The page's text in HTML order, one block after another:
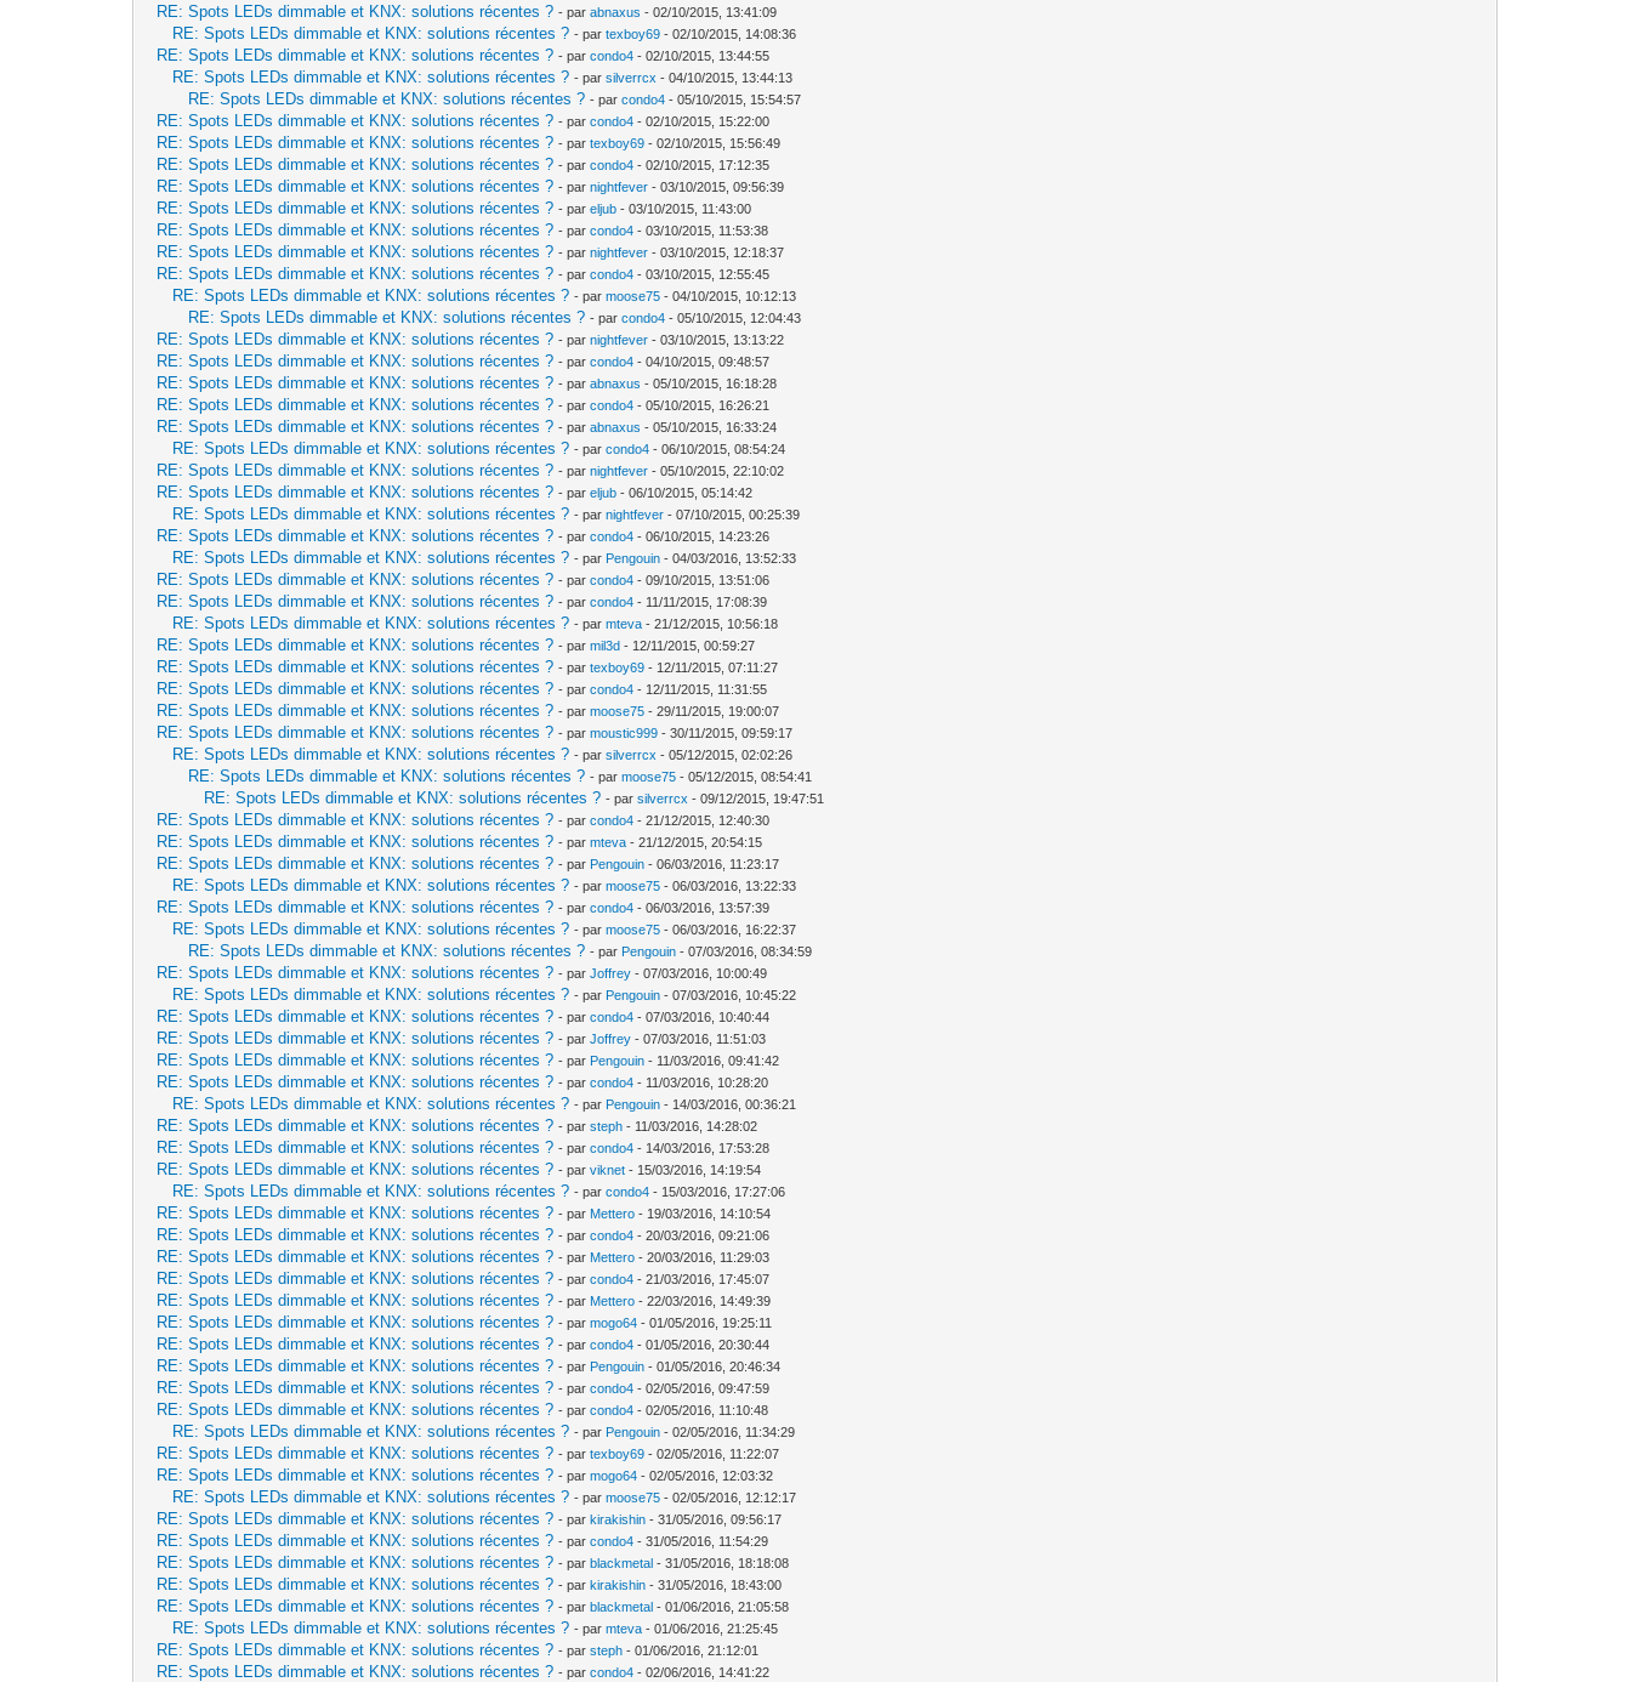
RE: Spots LEDs dimmable et KNX: solutions récentes ? - parabnaxus - 02/10/2015, 13:41:09
RE: Spots LEDs dimmable et KNX: solutions récentes ? - partexboy69 - 02/10/2015, 14:08:36
RE: Spots LEDs dimmable et KNX: solutions récentes ? - parcondo4 - 02/10/2015, 13:44:55
RE: Spots LEDs dimmable et KNX: solutions récentes ? - parsilverrcx - 04/10/2015, 13:44:13
RE: Spots LEDs dimmable et KNX: solutions récentes ? - parcondo4 - 05/10/2015, 15:54:57
RE: Spots LEDs dimmable et KNX: solutions récentes ? - parcondo4 - 02/10/2015, 15:22:00
RE: Spots LEDs dimmable et KNX: solutions récentes ? - partexboy69 - 02/10/2015, 15:56:49
RE: Spots LEDs dimmable et KNX: solutions récentes ? - parcondo4 - 02/10/2015, 17:12:35
RE: Spots LEDs dimmable et KNX: solutions récentes ? - parnightfever - 03/10/2015, 09:56:39
RE: Spots LEDs dimmable et KNX: solutions récentes ? - pareljub - 03/10/2015, 11:43:00
RE: Spots LEDs dimmable et KNX: solutions récentes ? - parcondo4 - 03/10/2015, 11:53:38
RE: Spots LEDs dimmable et KNX: solutions récentes ? - parnightfever - 03/10/2015, 12:18:37
RE: Spots LEDs dimmable et KNX: solutions récentes ? - parcondo4 - 03/10/2015, 12:55:45
RE: Spots LEDs dimmable et KNX: solutions récentes ? - parmoose75 - 04/10/2015, 10:12:13
RE: Spots LEDs dimmable et KNX: solutions récentes ? - parcondo4 - 05/10/2015, 12:04:43
RE: Spots LEDs dimmable et KNX: solutions récentes ? - parnightfever - 03/10/2015, 13:13:22
RE: Spots LEDs dimmable et KNX: solutions récentes ? - parcondo4 - 04/10/2015, 09:48:57
RE: Spots LEDs dimmable et KNX: solutions récentes ? - parabnaxus - 05/10/2015, 16:18:28
RE: Spots LEDs dimmable et KNX: solutions récentes ? - parcondo4 - 05/10/2015, 16:26:21
RE: Spots LEDs dimmable et KNX: solutions récentes ? - parabnaxus - 05/10/2015, 16:33:24
RE: Spots LEDs dimmable et KNX: solutions récentes ? - parcondo4 - 06/10/2015, 08:54:24
RE: Spots LEDs dimmable et KNX: solutions récentes ? - parnightfever - 05/10/2015, 22:10:02
RE: Spots LEDs dimmable et KNX: solutions récentes ? - pareljub - 06/10/2015, 05:14:42
RE: Spots LEDs dimmable et KNX: solutions récentes ? - parnightfever - 07/10/2015, 00:25:39
RE: Spots LEDs dimmable et KNX: solutions récentes ? - parcondo4 - 06/10/2015, 14:23:26
RE: Spots LEDs dimmable et KNX: solutions récentes ? - par Pengouin - 04/03/2016, 13:52:33
RE: Spots LEDs dimmable et KNX: solutions récentes ? - parcondo4 - 09/10/2015, 13:51:06
RE: Spots LEDs dimmable et KNX: solutions récentes ? - parcondo4 - 11/11/2015, 17:08:39
RE: Spots LEDs dimmable et KNX: solutions récentes ? - parmteva - 21/12/2015, 10:56:18
RE: Spots LEDs dimmable et KNX: solutions récentes ? - parmil3d - 12/11/2015, 00:59:27
RE: Spots LEDs dimmable et KNX: solutions récentes ? - partexboy69 - 12/11/2015, 07:11:27
RE: Spots LEDs dimmable et KNX: solutions récentes ? - parcondo4 - 12/11/2015, 11:31:55
RE: Spots LEDs dimmable et KNX: solutions récentes ? - parmoose75 - 29/11/2015, 19:00:07
RE: Spots LEDs dimmable et KNX: solutions récentes ? - parmoustic999 - 30/11/2015, 09:59:17
RE: Spots LEDs dimmable et KNX: solutions récentes ? - parsilverrcx - 05/12/2015, 02:02:26
RE: Spots LEDs dimmable et KNX: solutions récentes ? - parmoose75 - 05/12/2015, 08:54:41
RE: Spots LEDs dimmable et KNX: solutions récentes ? - parsilverrcx - 09/12/2015, 19:47:51
RE: Spots LEDs dimmable et KNX: solutions récentes ? - parcondo4 - 21/12/2015, 12:40:30
RE: Spots LEDs dimmable et KNX: solutions récentes ? - parmteva - 21/12/2015, 20:54:15
RE: Spots LEDs dimmable et KNX: solutions récentes ? - par Pengouin - 06/03/2016, 11:23:17
RE: Spots LEDs dimmable et KNX: solutions récentes ? - parmoose75 - 06/03/2016, 13:22:33
RE: Spots LEDs dimmable et KNX: solutions récentes ? - parcondo4 - 06/03/2016, 13:57:39
RE: Spots LEDs dimmable et KNX: solutions récentes ? - parmoose75 - 06/03/2016, 16:22:37
RE: Spots LEDs dimmable et KNX: solutions récentes ? - par Pengouin - 07/03/2016, 08:34:59
RE: Spots LEDs dimmable et KNX: solutions récentes ? - parJoffrey - 07/03/2016, 10:00:49
RE: Spots LEDs dimmable et KNX: solutions récentes ? - par Pengouin - 07/03/2016, 10:45:22
RE: Spots LEDs dimmable et KNX: solutions récentes ? - parcondo4 - 07/03/2016, 10:40:44
RE: Spots LEDs dimmable et KNX: solutions récentes ? - parJoffrey - 07/03/2016, 11:51:03
RE: Spots LEDs dimmable et KNX: solutions récentes ? - par Pengouin - 11/03/2016, 09:41:42
RE: Spots LEDs dimmable et KNX: solutions récentes ? - parcondo4 - 11/03/2016, 10:28:20
RE: Spots LEDs dimmable et KNX: solutions récentes ? - par Pengouin - 14/03/2016, 00:36:21
RE: Spots LEDs dimmable et KNX: solutions récentes ? - parsteph - 11/03/2016, 14:28:02
RE: Spots LEDs dimmable et KNX: solutions récentes ? - parcondo4 - 14/03/2016, 17:53:28
RE: Spots LEDs dimmable et KNX: solutions récentes ? - parviknet - 15/03/2016, 14:19:54
RE: Spots LEDs dimmable et KNX: solutions récentes ? - parcondo4 - 15/03/2016, 17:27:06
RE: Spots LEDs dimmable et KNX: solutions récentes ? - par Mettero - 19/03/2016, 14:10:54
RE: Spots LEDs dimmable et KNX: solutions récentes ? - parcondo4 - 20/03/2016, 09:21:06
RE: Spots LEDs dimmable et KNX: solutions récentes ? - par Mettero - 20/03/2016, 11:29:03
RE: Spots LEDs dimmable et KNX: solutions récentes ? - parcondo4 - 21/03/2016, 17:45:07
RE: Spots LEDs dimmable et KNX: solutions récentes ? - par Mettero - 22/03/2016, 14:49:39
RE: Spots LEDs dimmable et KNX: solutions récentes ? - parmogo64 - 01/05/2016, 19:25:11
RE: Spots LEDs dimmable et KNX: solutions récentes ? - parcondo4 - 01/05/2016, 20:30:44
RE: Spots LEDs dimmable et KNX: solutions récentes ? - par Pengouin - 01/05/2016, 20:46:34
RE: Spots LEDs dimmable et KNX: solutions récentes ? - parcondo4 - 02/05/2016, 09:47:59
RE: Spots LEDs dimmable et KNX: solutions récentes ? - parcondo4 - 02/05/2016, 11:10:48
RE: Spots LEDs dimmable et KNX: solutions récentes ? - par Pengouin - 02/05/2016, 11:34:29
RE: Spots LEDs dimmable et KNX: solutions récentes ? - partexboy69 - 02/05/2016, 11:22:07
RE: Spots LEDs dimmable et KNX: solutions récentes ? - parmogo64 - 02/05/2016, 12:03:32
RE: Spots LEDs dimmable et KNX: solutions récentes ? - parmoose75 - 02/05/2016, 12:12:17
RE: Spots LEDs dimmable et KNX: solutions récentes ? - parkirakishin - 31/05/2016, 09:56:17
RE: Spots LEDs dimmable et KNX: solutions récentes ? - parcondo4 - 31/05/2016, 11:54:29
RE: Spots LEDs dimmable et KNX: solutions récentes ? - parblackmetal - 31/05/2016, 18:18:08
RE: Spots LEDs dimmable et KNX: solutions récentes ? - parkirakishin - 31/05/2016, 18:43:00
RE: Spots LEDs dimmable et KNX: solutions récentes ? - parblackmetal - 01/06/2016, 21:05:58
RE: Spots LEDs dimmable et KNX: solutions récentes ? - parmteva - 01/06/2016, 21:25:45
RE: Spots LEDs dimmable et KNX: solutions récentes ? - parsteph - 01/06/2016, 21:12:01
RE: Spots LEDs dimmable et KNX: solutions récentes ? - parcondo4 - 02/06/2016, 14:41:22